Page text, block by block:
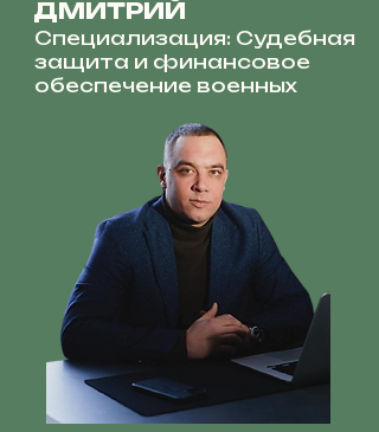
ДМИТРИЙ
Специализация: Судебная
защита и финансовое
обеспечение военных